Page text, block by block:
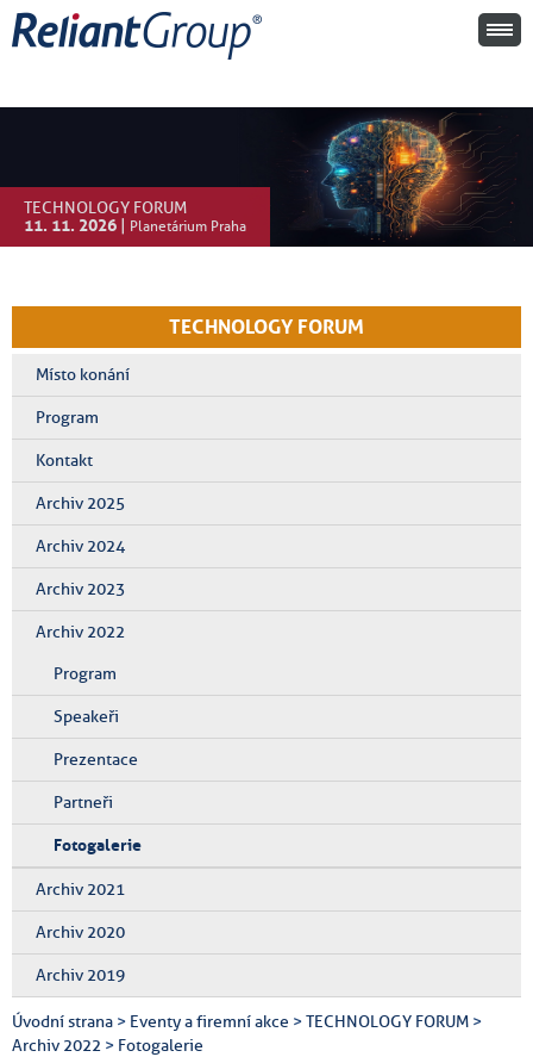
TECHNOLOGY FORUM
11. 11. 2026 | Planetárium Praha
TECHNOLOGY FORUM
Místo konání
Program
Kontakt
Archiv 2025
Archiv 2024
Archiv 2023
Archiv 2022
Program
Speakeři
Prezentace
Partneři
Fotogalerie
Archiv 2021
Archiv 2020
Archiv 2019
Úvodní strana > Eventy a firemní akce >TECHNOLOGY FORUM >
Archiv 2022 > Fotogalerie